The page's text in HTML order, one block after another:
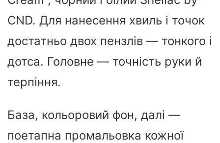
CND. Для нанесення хвиль і точок
достатньо двох пензлів — тонкого і
дотса. Головне — точність руки й
терпіння.
База, кольоровий фон, далі —
поетапна промальовка кожної